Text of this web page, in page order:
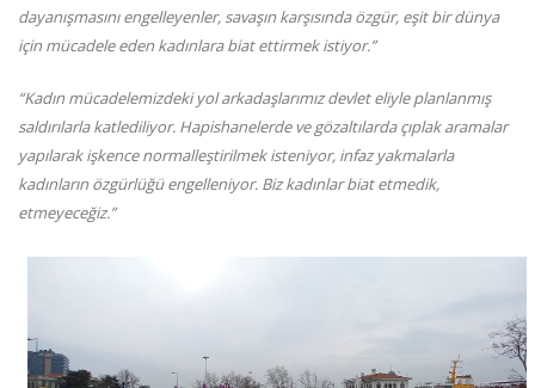
dayanışmasını engelleyenler, savaşın karşısında özgür, eşit bir dünya
için mücadele eden kadınlara biat ettirmek istiyor.”
“Kadın mücadelemizdeki yol arkadaşlarımız devlet eliyle planlanmış
saldırılarla katlediliyor. Hapishanelerde ve gözaltılarda çıplak aramalar
yapılarak işkence normalleştirilmek isteniyor, infaz yakmalarla
kadınların özgürlüğü engelleniyor. Biz kadınlar biat etmedik,
etmeyeceğiz.”